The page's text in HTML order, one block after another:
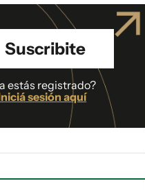
Suscribite
estás registrado?
sesión aquí